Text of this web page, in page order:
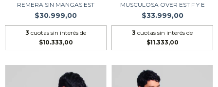
REMERA SIN MANGAS EST
$30.999,00
3 cuotas sin interés de
$10.333,00
MUSCULOSA OVER EST F Y E
$33.999,00
3 cuotas sin interés de
$11.333,00